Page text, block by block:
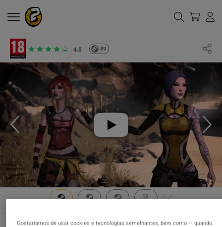
4.8 89
Gostaríamos de usar cookies e tecnologias semelhantes, bem como — quando